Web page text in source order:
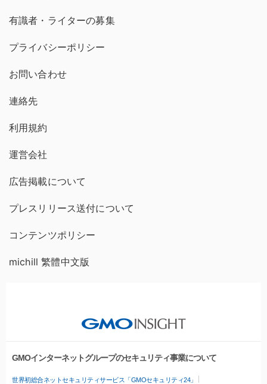
有識者・ライターの募集
プライバシーポリシー
お問い合わせ
連絡先
利用規約
運営会社
広告掲載について
プレスリリース送付について
コンテンツポリシー
michill 繁體中文版
GMOインターネットグループのセキュリティ事業について
世界初総合ネットセキュリティサービス「GMOセキュリティ24」